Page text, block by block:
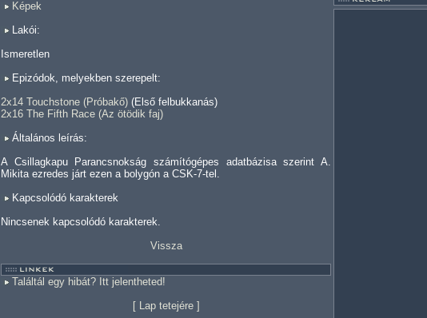
Képek
Lakói:
Ismeretlen
Epizódok, melyekben szerepelt:
2x14 Touchstone (Próbakő) (Első felbukkanás)
2x16 The Fifth Race (Az ötödik faj)
Általános leírás:
A Csillagkapu Parancsnokság számítógépes adatbázisa szerint A.
Mikita ezredes járt ezen a bolygón a CSK-7-tel.
Kapcsolódó karakterek
Nincsenek kapcsolódó karakterek.
Vissza
Találtál egy hibát? Itt jelentheted!
[ Lap tetejére]